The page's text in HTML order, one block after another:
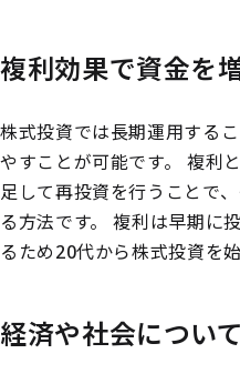
複利効果で資金を
株式投資では長期運用する
やすことが可能です。
複利
足して再投資を行うことで
る方法です。
複利は早期に
るため20代から株式投資を
経済や社会につい